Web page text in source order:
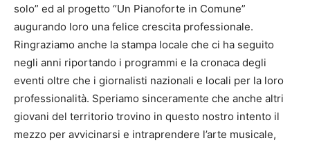
solo” ed al progetto “Un Pianoforte in Comune”
augurando loro una felice crescita professionale.
Ringraziamo anche la stampa locale che ci ha seguito
negli anni riportando i programmi e la cronaca degli
eventi oltre che i giornalisti nazionali e locali per la loro
professionalità. Speriamo sinceramente che anche altri
giovani del territorio trovino in questo nostro intento il
mezzo per avvicinarsi e intraprendere l’arte musicale,